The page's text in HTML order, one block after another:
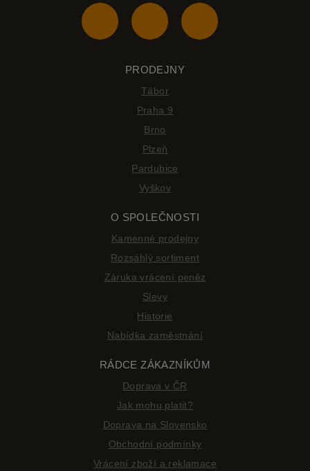
PRODEJNY
Tábor
Praha 9
Brno
Plzeň
Pardubice
Vyškov
O SPOLEČNOSTI
Kamenné prodejny
Rozsáhlý sortiment
Záruka vrácení peněz
Slevy
Historie
Nabídka zaměstnání
RÁDCE ZÁKAZNÍKŮM
Doprava v ČR
Jak mohu platit?
Doprava na Slovensko
Obchodní podmínky
Vrácení zboží a reklamace